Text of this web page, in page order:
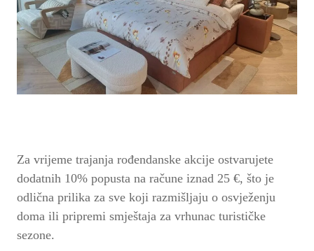
Za vrijeme trajanja rođendanske akcije ostvarujete
dodatnih 10% popusta na račune iznad 25 €, što je
odlična prilika za sve koji razmišljaju o osvježenju
doma ili pripremi smještaja za vrhunac turističke
sezone.